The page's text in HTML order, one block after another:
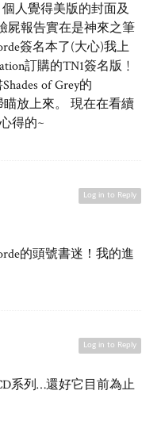
人覺得美版的封面及
屍報告實在是神來之筆
簽名本了(大心)我上
訂購的TN1簽名版﹗
of Grey的
瞄放上來。 現在在看續
得的~
Log in to Reply
的頭號書迷！我的進
Log in to Reply
系列…還好它目前為止